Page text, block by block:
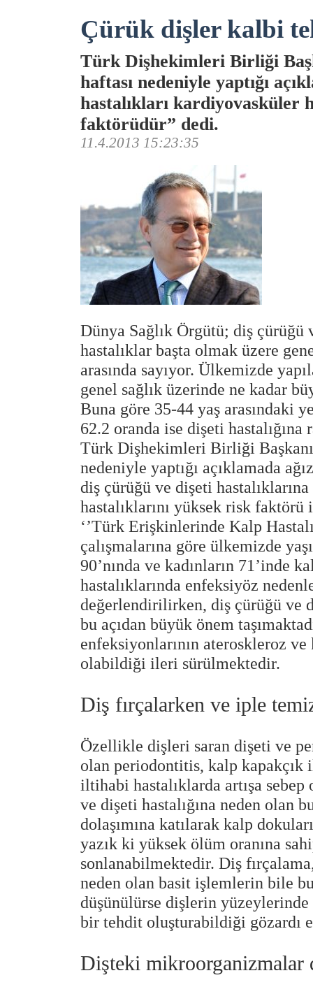
Çürük dişler kalbi
Türk Dişhekimleri Birliği
haftası nedeniyle yaptığı
hastalıkları kardiyovasküler
faktörüdür” dedi.
11.4.2013 15:23:35
Dünya Sağlık Örgütü; diş çürüğü
hastalıklar başta olmak üzere
arasında sayıyor. Ülkemizde
genel sağlık üzerinde ne kadar
Buna göre 35-44 yaş arasındaki
62.2 oranda ise dişeti hastalığına
Türk Dişhekimleri Birliği
nedeniyle yaptığı açıklamada
diş çürüğü ve dişeti
hastalıklarını yüksek risk
‘’Türk Erişkinlerinde Kalp
çalışmalarına göre ülkemizde
90’nında ve kadınların 71’inde
hastalıklarında enfeksiyöz
değerlendirilirken, diş çürüğü ve
bu açıdan büyük önem
enfeksiyonlarının ateroskleroz ve
olabildiği ileri sürülmektedir.
Diş fırçalarken ve iple
Özellikle dişleri saran dişeti ve
olan periodontitis, kalp kapakçık
iltihabi hastalıklarda artışa
ve dişeti hastalığına neden olan
dolaşımına katılarak kalp
yazık ki yüksek ölüm oranına
sonlanabilmektedir. Diş
neden olan basit işlemlerin bile
düşünülürse dişlerin
bir tehdit oluşturabildiği gözardı
Dişteki mikroorganizmalar